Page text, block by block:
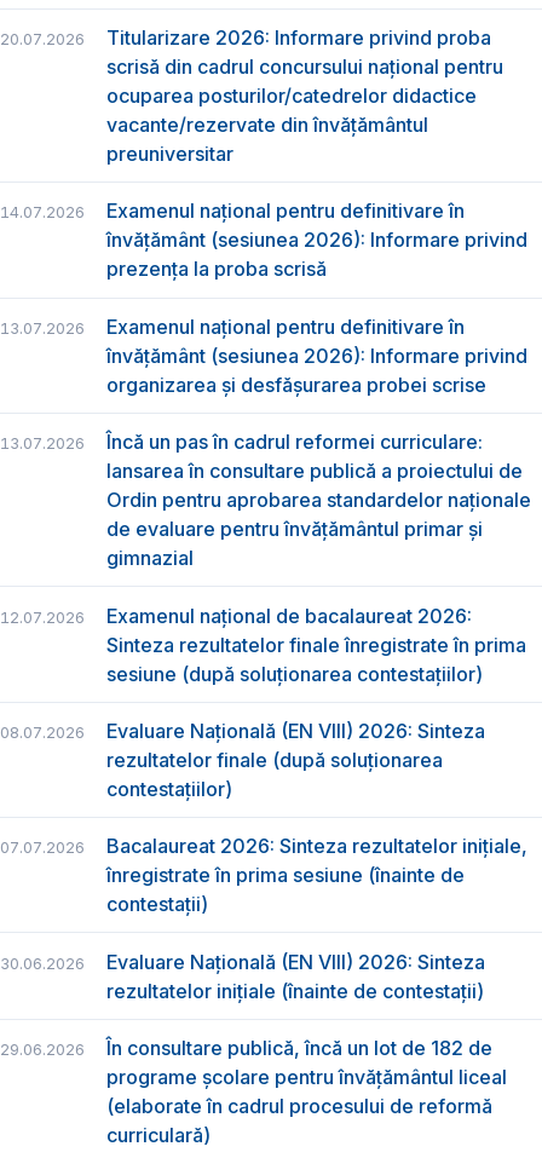
20.07.2026
Titularizare 2026: Informare privind proba
scrisă din cadrul concursului național pentru
ocuparea posturilor/catedrelor didactice
vacante/rezervate din învățământul
preuniversitar
14.07.2026
Examenul național pentru definitivare în
învățământ (sesiunea 2026): Informare privind
prezența la proba scrisă
13.07.2026
Examenul național pentru definitivare în
învățământ (sesiunea 2026): Informare privind
organizarea și desfășurarea probei scrise
13.07.2026
Încă un pas în cadrul reformei curriculare:
lansarea în consultare publică a proiectului de
Ordin pentru aprobarea standardelor naționale
de evaluare pentru învățământul primar și
gimnazial
12.07.2026
Examenul național de bacalaureat 2026:
Sinteza rezultatelor finale înregistrate în prima
sesiune (după soluționarea contestațiilor)
08.07.2026
Evaluare Națională (EN VIII) 2026: Sinteza
rezultatelor finale (după soluționarea
contestațiilor)
07.07.2026
Bacalaureat 2026: Sinteza rezultatelor inițiale,
înregistrate în prima sesiune (înainte de
contestații)
30.06.2026
Evaluare Națională (EN VIII) 2026: Sinteza
rezultatelor inițiale (înainte de contestații)
29.06.2026
În consultare publică, încă un lot de 182 de
programe școlare pentru învățământul liceal
(elaborate în cadrul procesului de reformă
curriculară)